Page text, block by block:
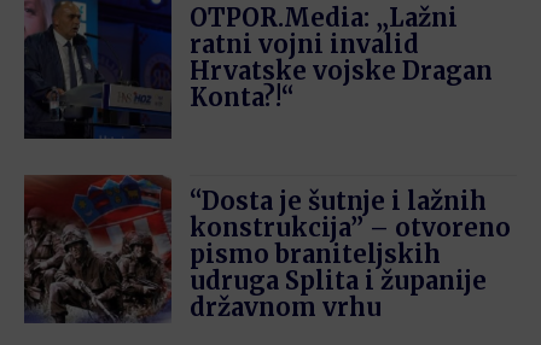
OTPOR.Media: „Lažni
ratni vojni invalid
Hrvatske vojske Dragan
Konta?!“
“Dosta je šutnje i lažnih
konstrukcija” – otvoreno
pismo braniteljskih
udruga Splita i županije
državnom vrhu